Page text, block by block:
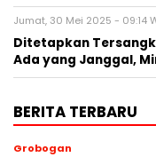
Jumat, 30 Mei 2025 - 09:14
Ditetapkan
Ada yang Janggal,
BERITA TERBARU
Grobogan